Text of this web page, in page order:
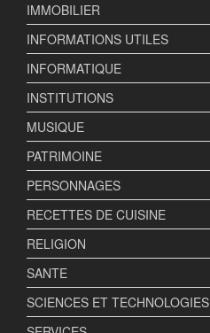
IMMOBILIER
INFORMATIONS UTILES
INFORMATIQUE
INSTITUTIONS
MUSIQUE
PATRIMOINE
PERSONNAGES
RECETTES DE CUISINE
RELIGION
SANTE
SCIENCES ET TECHNOLOGIES